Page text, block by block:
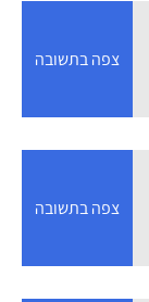
צפה בתשובה
צפה בתשובה